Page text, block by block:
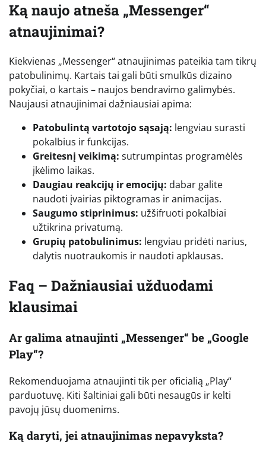
Ką naujo atneša „Messenger“
atnaujinimai?
Kiekvienas „Messenger“ atnaujinimas pateikia tam tikrų
patobulinimų. Kartais tai gali būti smulkūs dizaino
pokyčiai, o kartais – naujos bendravimo galimybės.
Naujausi atnaujinimai dažniausiai apima:
Patobulintą vartotojo sąsają: lengviau surasti
pokalbius ir funkcijas.
Greitesnį veikimą: sutrumpintas programėlės
įkėlimo laikas.
Daugiau reakcijų ir emocijų: dabar galite
naudoti įvairias piktogramas ir animacijas.
Saugumo stiprinimus: užšifruoti pokalbiai
užtikrina privatumą.
Grupių patobulinimus: lengviau pridėti narius,
dalytis nuotraukomis ir naudoti apklausas.
Faq – Dažniausiai užduodami
klausimai
Ar galima atnaujinti „Messenger“ be „Google
Play“?
Rekomenduojama atnaujinti tik per oficialią „Play“
parduotuvę. Kiti šaltiniai gali būti nesaugūs ir kelti
pavojų jūsų duomenims.
Ką daryti, jei atnaujinimas nepavyksta?